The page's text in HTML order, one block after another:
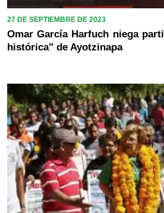
27 DE SEPTIEMBRE DE 2023
Omar García Harfuch niega
histórica" de Ayotzinapa